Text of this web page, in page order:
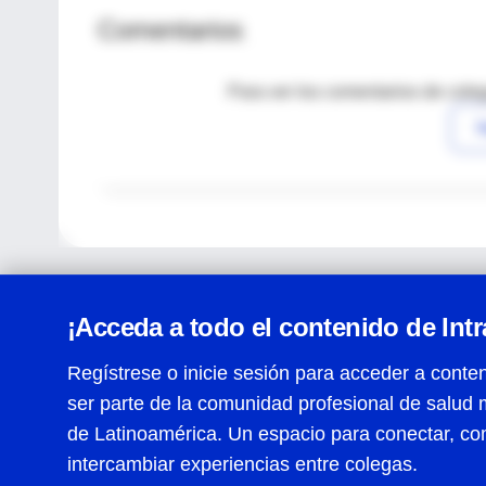
Comentarios
Para ver los comentarios de
¡Acceda a todo el contenido de
Regístrese o inicie sesión para acceder a
ser parte de la comunidad profesional de salud
de Latinoamérica. Un espacio para conectar,
intercambiar experiencias entre colegas.
Centro de Ayuda
Términos y condiciones| Políticas de privacidad